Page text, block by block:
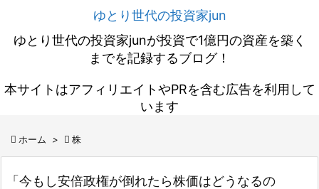
ゆとり世代の投資家jun
ゆとり世代の投資家junが投資で1億円の資産を築く
までを記録するブログ！
本サイトはアフィリエイトやPRを含む広告を利用して
います
 ホーム >  株
「今もし安倍政権が倒れたら株価はどうなるの